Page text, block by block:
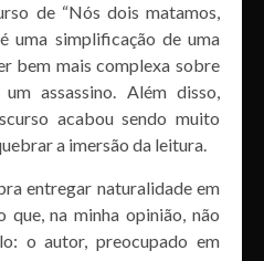
de “Nós dois matamos,
uma simplificação de uma
bem mais complexa sobre
assassino. Além disso,
acabou sendo muito
a imersão da leitura.
entregar naturalidade em
que, na minha opinião, não
o autor, preocupado em